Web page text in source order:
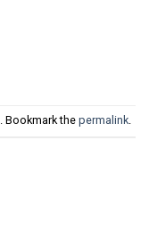
. Bookmark the permalink.